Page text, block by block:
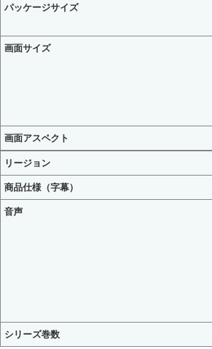
パッケージサイズ
画面サイズ
画面アスペクト
リージョン
商品仕様（字幕）
音声
シリーズ巻数